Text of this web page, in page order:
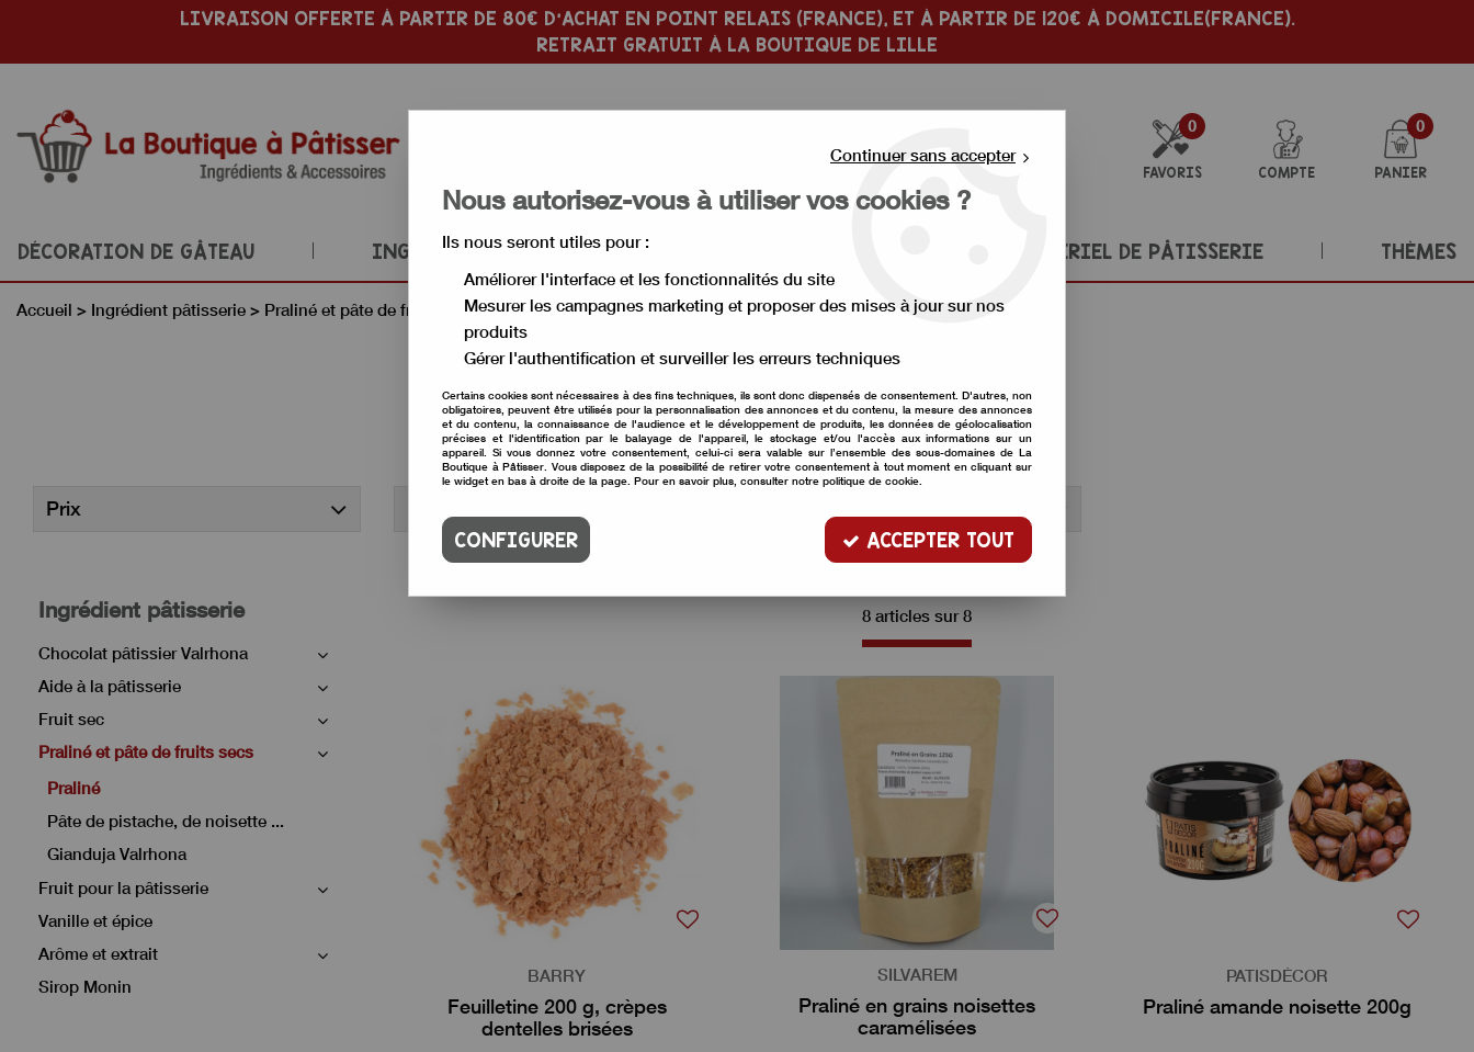
LIVRAISON OFFERTE À PARTIR DE 80€ D'ACHAT EN POINT RELAIS (FRANCE), ET À PARTIR DE 120€ À DOMICILE(FRANCE).
RETRAIT GRATUIT À LA BOUTIQUE DE LILLE
0
FAVORIS COMPTE
0
PANIER
DÉCORATION DE GÂTEAU INGRÉDIENT PÂTISSERIE MATÉRIEL DE PÂTISSERIE THÈMES
Accueil > Ingrédient pâtisserie > Praliné et pâte de fruits secs >Praliné
Praliné
Prix
Ingrédient pâtisserie
Chocolat pâtissier Valrhona
Aide à la pâtisserie
Fruit sec
Praliné et pâte de fruits secs
Praliné
Pâte de pistache, de noisette ...
Gianduja Valrhona
Fruit pour la pâtisserie
Vanille et épice
Arôme et extrait
Sirop Monin
8 articles sur 8
BARRY
Feuilletine 200 g, crèpes
dentelles brisées
SILVAREM
Praliné en grains noisettes
caramélisées
PATISDÉCOR
Praliné amande noisette 200g
Continuer sans accepter
Nous autorisez-vous à utiliser vos cookies ?
Ils nous seront utiles pour :
Améliorer l'interface et les fonctionnalités du site
Mesurer les campagnes marketing et proposer des mises à jour sur nos
produits
Gérer l'authentification et surveiller les erreurs techniques
Certains cookies sont nécessaires à des fins techniques, ils sont donc dispensés de consentement. D'autres, non
obligatoires, peuvent être utilisés pour la personnalisation des annonces et du contenu, la mesure des annonces
et du contenu, la connaissance de l'audience et le développement de produits, les données de géolocalisation
précises et l'identification par le balayage de l'appareil, le stockage et/ou l'accès aux informations sur un
appareil. Si vous donnez votre consentement, celui-ci sera valable sur l’ensemble des sous-domaines de La
Boutique à Pâtisser. Vous disposez de la possibilité de retirer votre consentement à tout moment en cliquant sur
le widget en bas à droite de la page. Pour en savoir plus, consulter notre politique de cookie.
CONFIGURER ACCEPTER TOUT